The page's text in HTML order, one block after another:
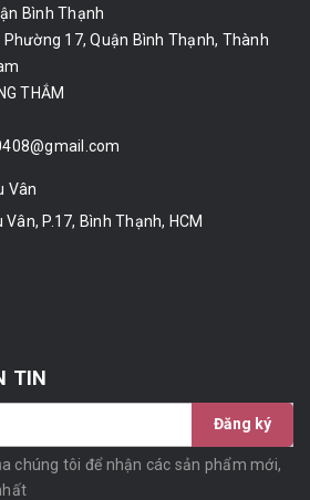
Bình Thạnh
17, Quận Bình Thạnh, Thành
THẮM
Vân
P.17, Bình Thạnh, HCM
TIN
Đăng ký
chúng tôi để nhận các sản phẩm mới,